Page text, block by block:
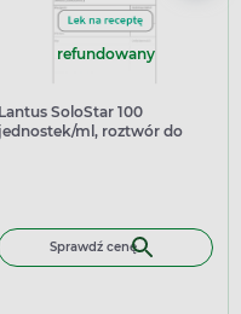
Max Sprint, 40 kapsułek
refundowany
Lantus SoloStar 100
jednostek/ml, roztwór do
Sprawdź cenę